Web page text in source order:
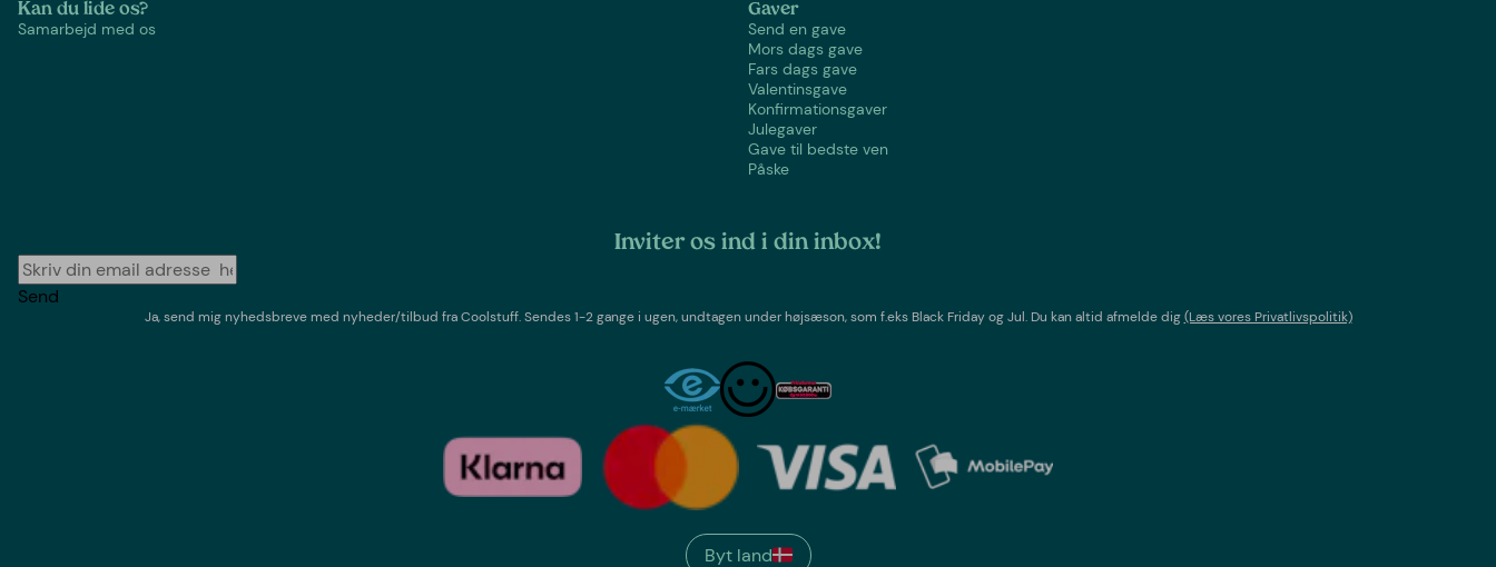
Kan du lide os?
Samarbejd med os
Gaver
Send en gave
Mors dags gave
Fars dags gave
Valentinsgave
Konfirmationsgaver
Julegaver
Gave til bedste ven
Påske
Inviter os ind i din inbox!
Send
Ja, send mig nyhedsbreve med nyheder/tilbud fraCoolstuff. Sendes 1-2 gange i ugen,undtagen under højsæson, som f.eks Black Friday og Jul. Du kan altid afmelde dig(Læs vores Privatlivspolitik)
Byt land